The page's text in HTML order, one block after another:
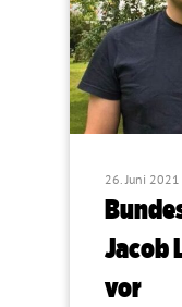
26. Juni 2021
Jacob
vor